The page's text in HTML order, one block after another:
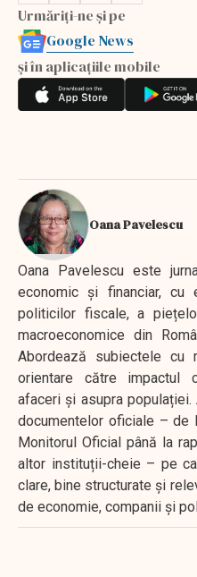
Urmăriți-ne și pe
Google News
și în aplicațiile mobile
Oana Pavelescu
Oana Pavelescu este
economic și financiar, cu
politicilor fiscale, a
macroeconomice din
Abordează subiectele cu
orientare către impactul
afaceri și asupra
documentelor oficiale – de
Monitorul Oficial până la
altor instituții-cheie – pe
clare, bine structurate și
de economie, companii și